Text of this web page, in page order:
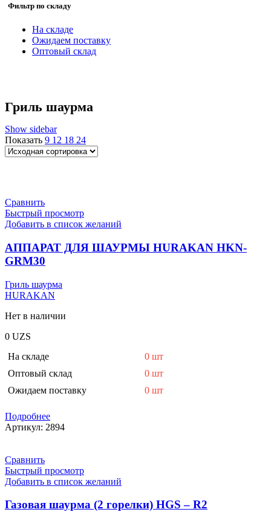
Фильтр по складу
На складе
Ожидаем поставку
Оптовый склад
Гриль шаурма
Show sidebar
Показать 9 12 18 24
Сравнить
Быстрый просмотр
Добавить в список желаний
АППАРАТ ДЛЯ ШАУРМЫ HURAKAN HKN-
GRM30
Гриль шаурма
HURAKAN
Нет в наличии
0 UZS
На складе
0 шт
Оптовый склад
0 шт
Ожидаем поставку
0 шт
Подробнее
Артикул: 2894
Сравнить
Быстрый просмотр
Добавить в список желаний
Газовая шаурма (2 горелки) HGS – R2